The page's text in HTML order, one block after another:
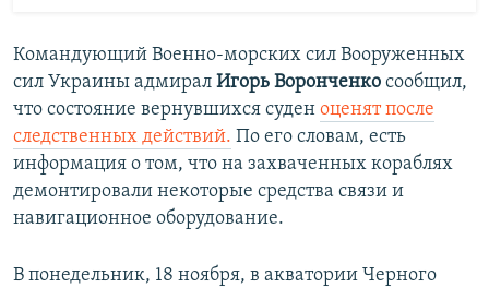
Командующий Военно-морских сил Вооруженных
сил Украины адмирал Игорь Воронченко сообщил,
что состояние вернувшихся суден оценят после
следственных действий. По его словам, есть
информация о том, что на захваченных кораблях
демонтировали некоторые средства связи и
навигационное оборудование.
В понедельник, 18 ноября, в акватории Черного